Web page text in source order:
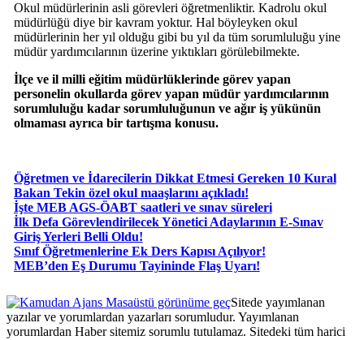
Okul müdürlerinin asli görevleri öğretmenliktir. Kadrolu okul
müdürlüğü diye bir kavram yoktur. Hal böyleyken okul
müdürlerinin her yıl olduğu gibi bu yıl da tüm sorumluluğu yine
müdür yardımcılarının üzerine yıktıkları görülebilmekte.
İlçe ve il milli eğitim müdürlüklerinde görev yapan
personelin okullarda görev yapan müdür yardımcılarının
sorumluluğu kadar sorumluluğunun ve ağır iş yükünün
olmaması ayrıca bir tartışma konusu.
Öğretmen ve İdarecilerin Dikkat Etmesi Gereken 10 Kural
Bakan Tekin özel okul maaşlarını açıkladı!
İşte MEB AGS-ÖABT saatleri ve sınav süreleri
İlk Defa Görevlendirilecek Yönetici Adaylarının E-Sınav
Giriş Yerleri Belli Oldu!
Sınıf Öğretmenlerine Ek Ders Kapısı Açılıyor!
MEB’den Eş Durumu Tayininde Flaş Uyarı!
Masaüstü görünüme geçSitede yayımlanan
yazılar ve yorumlardan yazarları sorumludur. Yayımlanan
yorumlardan Haber sitemiz sorumlu tutulamaz. Sitedeki tüm harici